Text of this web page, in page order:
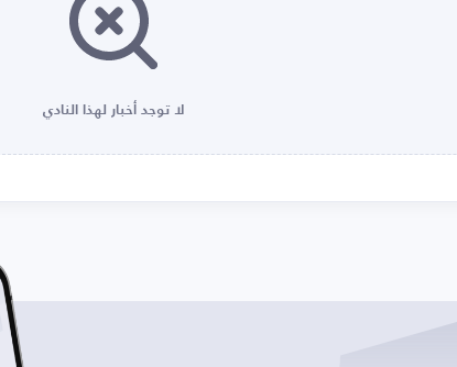
لا توجد أخبار لهذا النادي